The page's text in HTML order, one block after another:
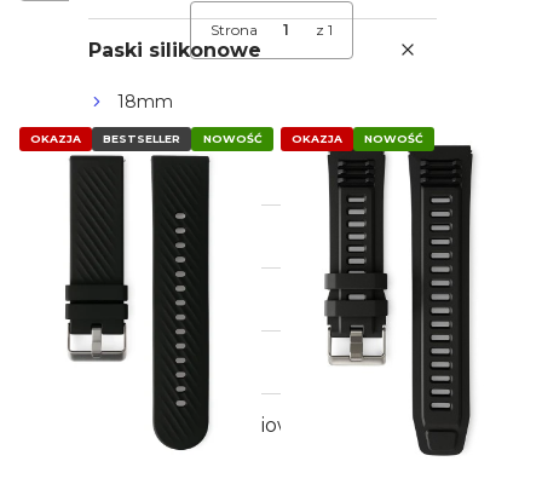
Paski silikonowe
18mm
20mm
22mm
Paski skórzane
Bransolety
Szkła ochronne
Akcesoria do Kardiowatchy
Strona z 1
OKAZJA BESTSELLER NOWOŚĆ OKAZJA NOWOŚĆ